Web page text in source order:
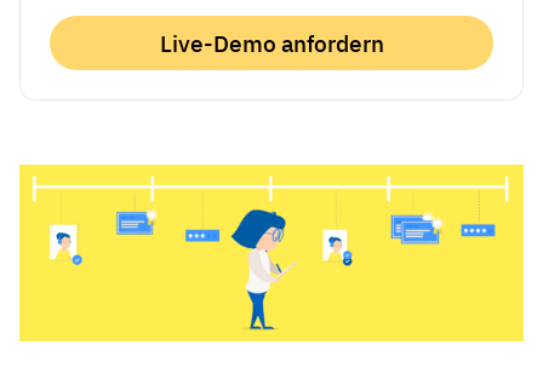
Live-Demo anfordern